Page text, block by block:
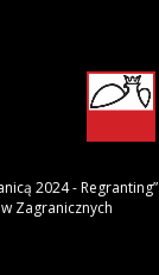
2024 - Regranting”
Zagranicznych